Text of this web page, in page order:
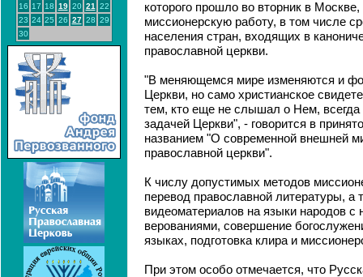
16 17 18 19 20 21
22
23 24 25 26 27 28 29
30
которого прошло во вторник в
миссионерскую работу, в том числе
населения стран, входящих в
православной церкви.
"В меняющемся мире изменяются и
Церкви, но само христианское
тем, кто еще не слышал о Нем, всегда
задачей Церкви", - говорится в
названием "О современной внешней
православной церкви".
К числу допустимых методов
перевод православной литературы, а
видеоматериалов на языки народов с
верованиями, совершение
языках, подготовка клира и
При этом особо отмечается, что